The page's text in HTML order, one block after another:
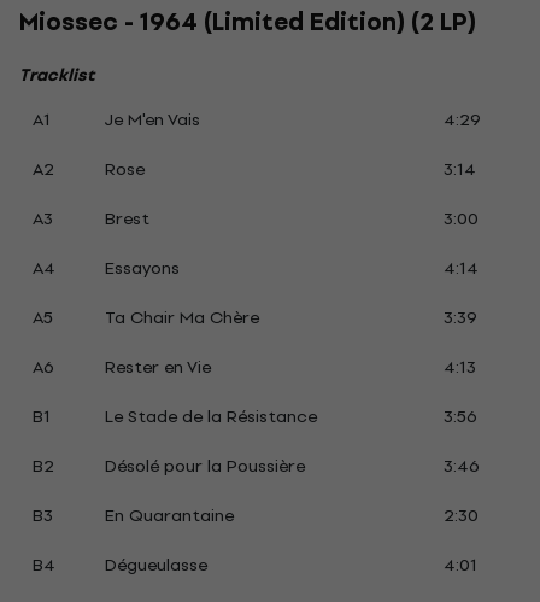
Miossec - 1964 (Limited Edition) (2 LP)
Tracklist
A1
Je M'en Vais
4:29
A2
Rose
3:14
A3
Brest
3:00
A4
Essayons
4:14
A5
Ta Chair Ma Chère
3:39
A6
Rester en Vie
4:13
B1
Le Stade de la Résistance
3:56
B2
Désolé pour la Poussière
3:46
B3
En Quarantaine
2:30
B4
Dégueulasse
4:01